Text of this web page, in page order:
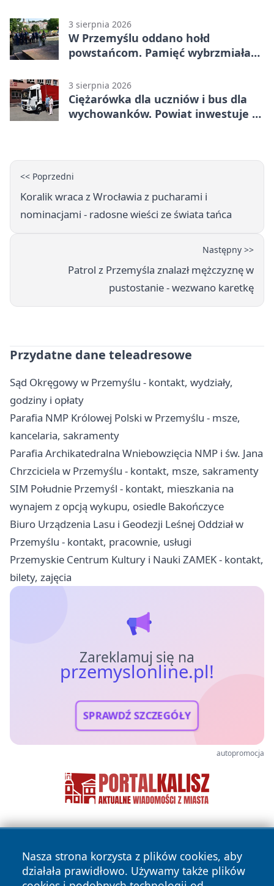
3 sierpnia 2026
W Przemyślu oddano hołd
powstańcom. Pamięć wybrzmiała
3 sierpnia 2026
Ciężarówka dla uczniów i bus dla
wychowanków. Powiat inwestuje w
<< Poprzedni
Koralik wraca z Wrocławia z pucharami i
nominacjami - radosne wieści ze świata tańca
Następny >>
Patrol z Przemyśla znalazł mężczyznę w
pustostanie - wezwano karetkę
Przydatne dane teleadresowe
Sąd Okręgowy w Przemyślu - kontakt, wydziały,
godziny i opłaty
Parafia NMP Królowej Polski w Przemyślu - msze,
kancelaria, sakramenty
Parafia Archikatedralna Wniebowzięcia NMP i św. Jana
Chrzciciela w Przemyślu - kontakt, msze, sakramenty
SIM Południe Przemyśl - kontakt, mieszkania na
wynajem z opcją wykupu, osiedle Bakończyce
Biuro Urządzenia Lasu i Geodezji Leśnej Oddział w
Przemyślu - kontakt, pracownie, usługi
Przemyskie Centrum Kultury i Nauki ZAMEK - kontakt,
bilety, zajęcia
Zareklamuj się na
przemyslonline.pl!
SPRAWDŹ SZCZEGÓŁY
autopromocja
Nasza strona korzysta z plików cookies, aby
działała prawidłowo. Używamy także plików